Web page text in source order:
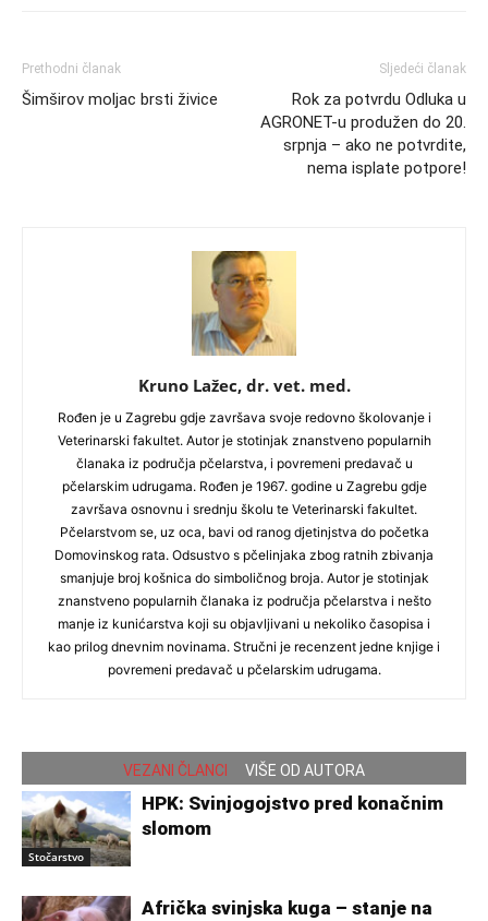
Prethodni članak
Šimširov moljac brsti živice
Sljedeći članak
Rok za potvrdu Odluka u
AGRONET-u produžen do 20.
srpnja – ako ne potvrdite,
nema isplate potpore!
Kruno Lažec, dr. vet. med.
Rođen je u Zagrebu gdje završava svoje redovno školovanje i
Veterinarski fakultet. Autor je stotinjak znanstveno popularnih
članaka iz područja pčelarstva, i povremeni predavač u
pčelarskim udrugama. Rođen je 1967. godine u Zagrebu gdje
završava osnovnu i srednju školu te Veterinarski fakultet.
Pčelarstvom se, uz oca, bavi od ranog djetinjstva do početka
Domovinskog rata. Odsustvo s pčelinjaka zbog ratnih zbivanja
smanjuje broj košnica do simboličnog broja. Autor je stotinjak
znanstveno popularnih članaka iz područja pčelarstva i nešto
manje iz kunićarstva koji su objavljivani u nekoliko časopisa i
kao prilog dnevnim novinama. Stručni je recenzent jedne knjige i
povremeni predavač u pčelarskim udrugama.
VEZANI ČLANCI VIŠE OD AUTORA
Stočarstvo
HPK: Svinjogojstvo pred konačnim
slomom
Afrička svinjska kuga – stanje na